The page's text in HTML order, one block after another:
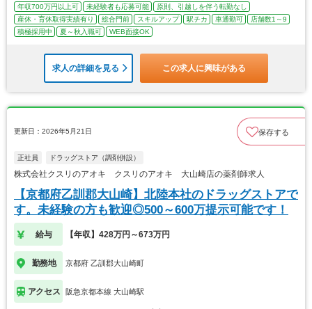
年収700万円以上可 未経験者も応募可能
原則、引越しを伴う転勤なし
産休・育休取得実績有り
総合門前 スキルアップ 駅チカ 車通勤可
店舗数1～9
積極採用中
夏～秋入職可 WEB面接OK
求人の詳細を見る この求人に興味がある
更新日：2026年5月21日 保存する
正社員 ドラッグストア（調剤併設）
株式会社クスリのアオキ クスリのアオキ 大山崎店の薬剤師求人
【京都府乙訓郡大山崎】北陸本社のドラッグストアで
す。未経験の方も歓迎◎500～600万提示可能です！
給与 【年収】428万円～673万円
勤務地 京都府 乙訓郡大山崎町
アクセス 阪急京都本線 大山崎駅